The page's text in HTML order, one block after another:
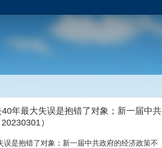
年最大失误是抱错了对象；新一届中共
）
是抱错了对象；新一届中共政府的经济政策不